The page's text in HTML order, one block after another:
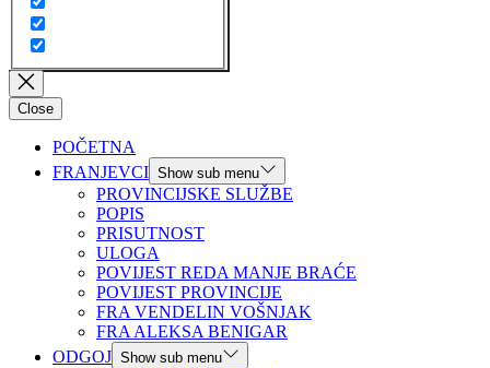
Close
POČETNA
FRANJEVCI Show sub menu
PROVINCIJSKE SLUŽBE
POPIS
PRISUTNOST
ULOGA
POVIJEST REDA MANJE BRAĆE
POVIJEST PROVINCIJE
FRA VENDELIN VOŠNJAK
FRA ALEKSA BENIGAR
ODGOJ Show sub menu